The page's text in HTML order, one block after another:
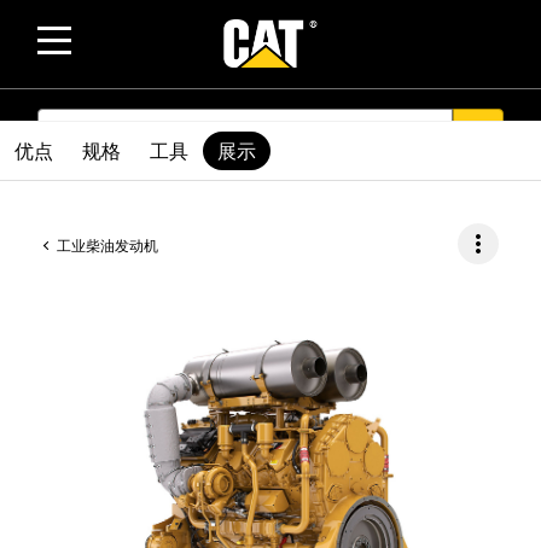
SEARCH
工业柴油发动机 more_vert
优点 规格 工具 展示